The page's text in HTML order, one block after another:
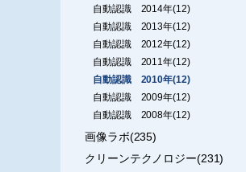
自動認識 2014年(12)
自動認識 2013年(12)
自動認識 2012年(12)
自動認識 2011年(12)
自動認識 2010年(12)
自動認識 2009年(12)
自動認識 2008年(12)
画像ラボ(235)
クリーンテクノロジー(231)